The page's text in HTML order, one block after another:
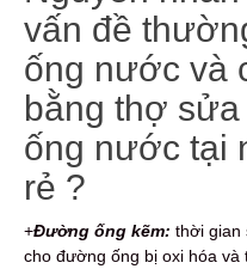
vấn đề
ống nước và
bằng thợ
ống nước tại
rẻ ?
+Đường ống kẽm: thời gian
cho đường ống bị oxi hóa